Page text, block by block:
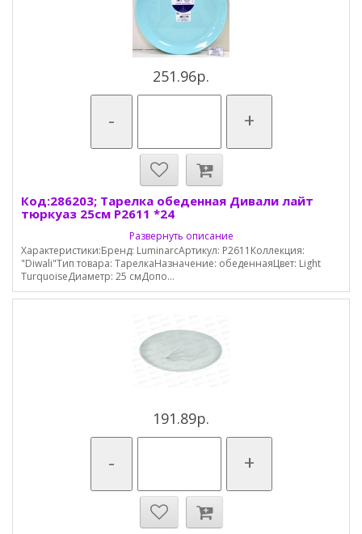
251.96р.
- +
Код:286203; Тарелка обеденная Дивали лайт
тюркуаз 25см P2611 *24
Развернуть описание
Характеристики:Бренд: LuminarcАртикул: P2611Коллекция:
"Diwali"Тип товара: ТарелкаНазначение: обеденнаяЦвет: Light
TurquoiseДиаметр: 25 смДопо...
191.89р.
- +